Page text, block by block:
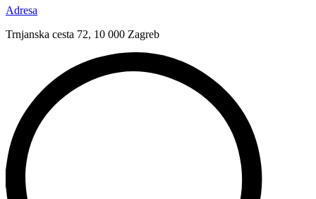
Adresa
Trnjanska cesta 72, 10 000 Zagreb